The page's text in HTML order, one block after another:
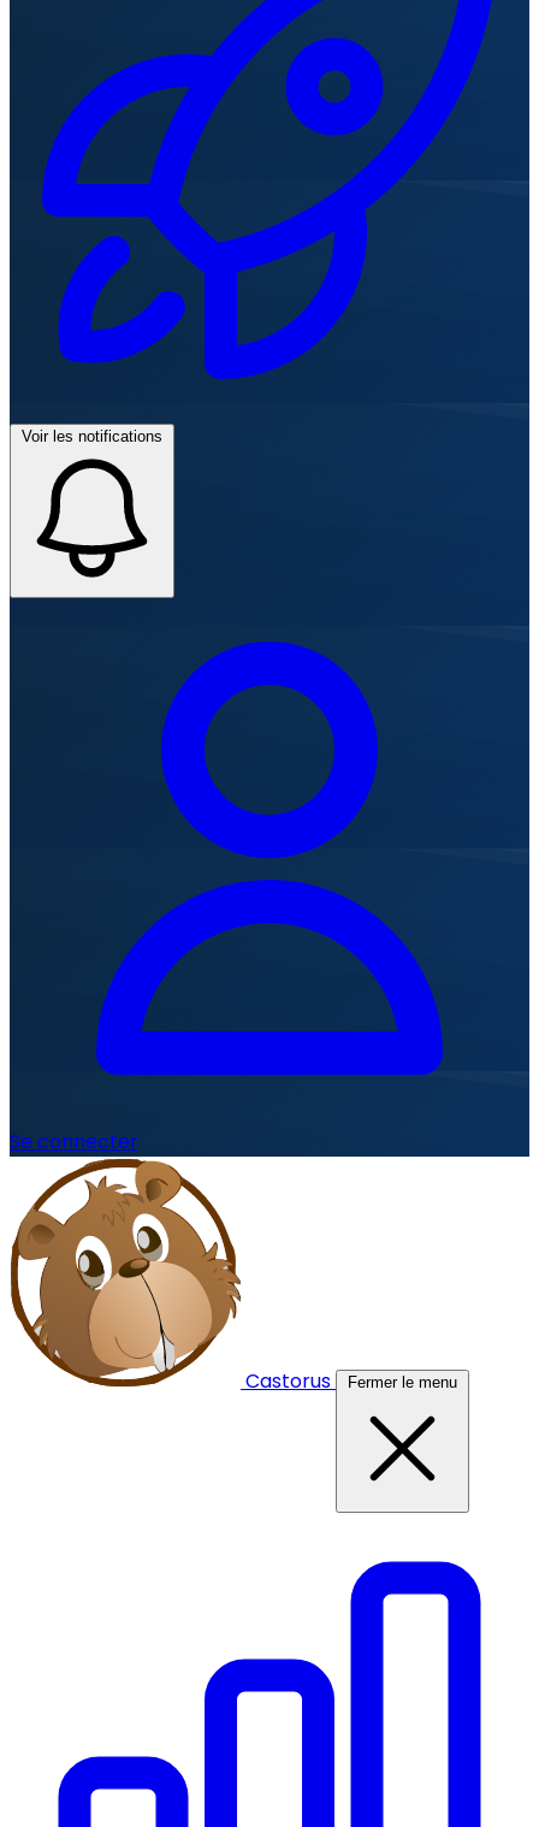
Voir les notifications
Se connecter
Castorus Fermer le menu